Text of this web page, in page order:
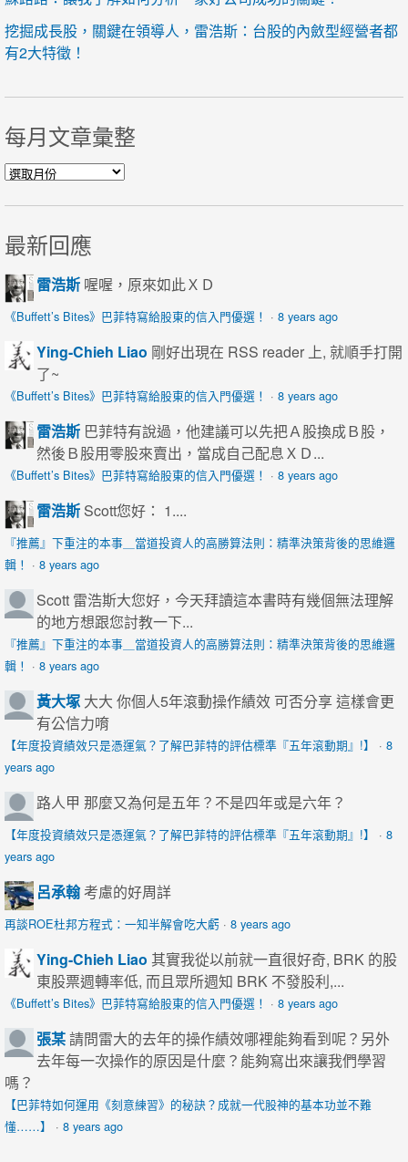
挖掘成長股，關鍵在領導人，雷浩斯：台股的內斂型經營者都
有2大特徵！
每月文章彙整
每月文章彙整
最新回應
雷浩斯 喔喔，原來如此ＸＤ
《Buffett’s Bites》巴菲特寫給股東的信入門優選！ · 8 years ago
Ying-Chieh Liao 剛好出現在 RSS reader 上, 就順手打開
了~
《Buffett’s Bites》巴菲特寫給股東的信入門優選！ · 8 years ago
雷浩斯 巴菲特有說過，他建議可以先把Ａ股換成Ｂ股，
然後Ｂ股用零股來賣出，當成自己配息ＸＤ...
《Buffett’s Bites》巴菲特寫給股東的信入門優選！ · 8 years ago
雷浩斯 Scott您好： 1....
『推薦』下重注的本事＿當道投資人的高勝算法則：精準決策背後的思維邏
輯！ · 8 years ago
Scott 雷浩斯大您好，今天拜讀這本書時有幾個無法理解
的地方想跟您討教一下...
『推薦』下重注的本事＿當道投資人的高勝算法則：精準決策背後的思維邏
輯！ · 8 years ago
黃大塚 大大 你個人5年滾動操作績效 可否分享 這樣會更
有公信力唷
【年度投資績效只是憑運氣？了解巴菲特的評估標準『五年滾動期』!】 · 8
years ago
路人甲 那麼又為何是五年？不是四年或是六年？
【年度投資績效只是憑運氣？了解巴菲特的評估標準『五年滾動期』!】 · 8
years ago
呂承翰考慮的好周詳
再談ROE杜邦方程式：一知半解會吃大虧 · 8 years ago
Ying-Chieh Liao 其實我從以前就一直很好奇, BRK 的股
東股票週轉率低, 而且眾所週知 BRK 不發股利,...
《Buffett’s Bites》巴菲特寫給股東的信入門優選！ · 8 years ago
張某請問雷大的去年的操作績效哪裡能夠看到呢？另外
去年每一次操作的原因是什麼？能夠寫出來讓我們學習
嗎？
【巴菲特如何運用《刻意練習》的秘訣？成就一代股神的基本功並不難
懂……】
· 8 years ago